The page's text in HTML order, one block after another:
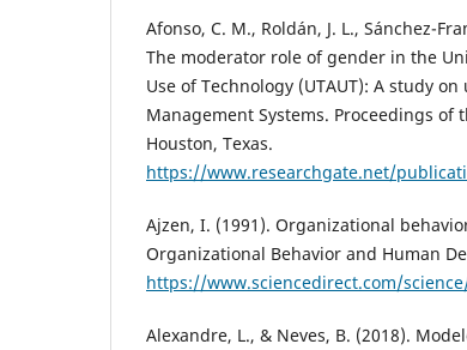
Afonso, C. M., Roldán, J. L., Sánchez-
The moderator role of gender in the
Use of Technology (UTAUT): A study
Management Systems. Proceedings of
Houston, Texas.
https://www.researchgate.net/
Ajzen, I. (1991). Organizational
Organizational Behavior and Human
https://www.sciencedirect.com/
Alexandre, L., & Neves, B. (2018).